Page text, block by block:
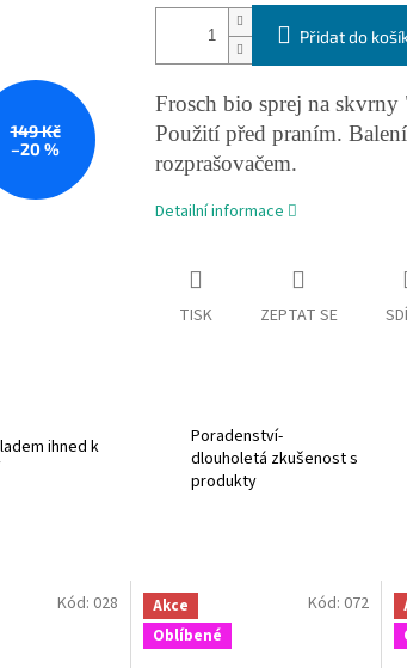
149 Kč
–20 %
Přidat do
Frosch bio sprej na
Použití před praním.
rozprašovačem.
Detailní informace
TISK ZEPTAT SE
ihned k
Poradenství-
dlouholetá zkušenost s
produkty
Kód: 028
Akce
Oblíbené
Kód: 072